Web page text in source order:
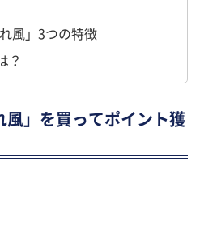
風」3つの特徴
？
風」を買ってポイント獲